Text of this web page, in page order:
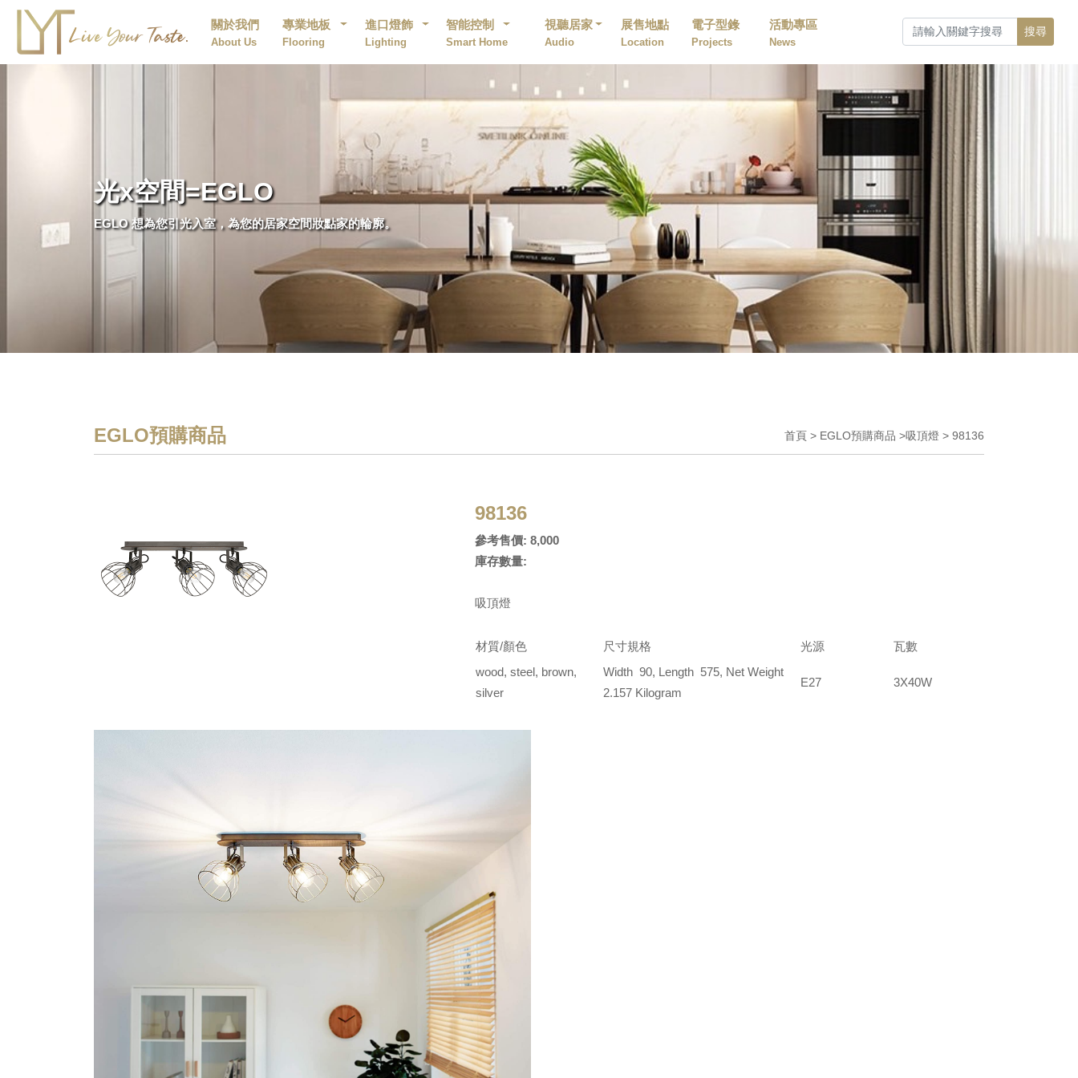
關於我們
About Us
專業地板
Flooring
進口燈飾
Lighting
智能控制
Smart Home
視聽居家
Audio
展售地點
Location
電子型錄
Projects
活動專區
News
搜尋
光x空間=EGLO
EGLO 想為您引光入室，為您的居家空間妝點家的輪廓。
EGLO預購商品 首頁 > EGLO預購商品 >吸頂燈 > 98136
98136
參考售價: 8,000
庫存數量:
吸頂燈
材質/顏色 尺寸規格 光源
瓦數
wood, steel, brown,
silver
Width 90, Length 575, Net Weight
2.157 Kilogram
E27 3X40W